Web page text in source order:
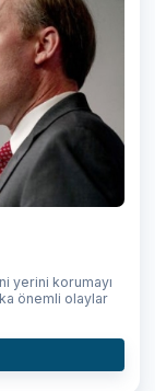
yerini korumayı
önemli olaylar